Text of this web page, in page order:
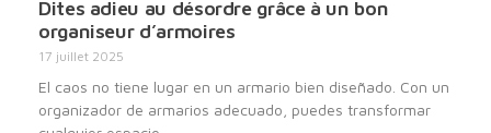
Dites adieu au désordre grâce à un bon
organiseur d’armoires
17 juillet 2025
El caos no tiene lugar en un armario bien diseñado. Con un
organizador de armarios adecuado, puedes transformar